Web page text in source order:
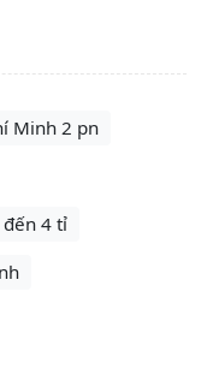
Minh 2 pn
4 tỉ